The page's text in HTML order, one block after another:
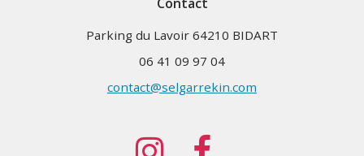
Parking du Lavoir 64210 BIDART
06 41 09 97 04
contact@selgarrekin.com